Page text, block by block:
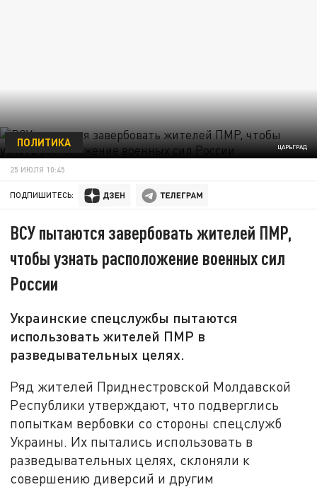
ЦАРЬГРАД
ПОЛИТИКА
25 ИЮЛЯ 10:45
ПОДПИШИТЕСЬ:
ВСУ пытаются завербовать жителей ПМР,
чтобы узнать расположение военных сил
России
Украинские спецслужбы пытаются
использовать жителей ПМР в
разведывательных целях.
Ряд жителей Приднестровской Молдавской
Республики утверждают, что подверглись
попыткам вербовки со стороны спецслужб
Украины. Их пытались использовать в
разведывательных целях, склоняли к
совершению диверсий и другим